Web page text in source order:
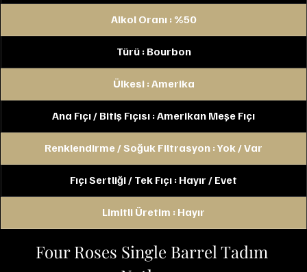
Alkol Oranı : %50
Türü : Bourbon
Ülkesi : Amerika
Ana Fıçı / Bitiş Fıçısı : Amerikan Meşe Fıçı
Renklendirme / Soğuk Filtrasyon : Yok / Var
Fıçı Sertliği / Tek Fıçı : Hayır / Evet
Limitli Üretim : Hayır
Four Roses Single Barrel Tadım